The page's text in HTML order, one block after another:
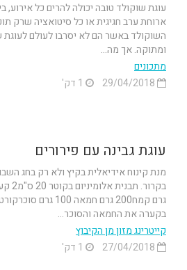
עוגת שוקולד טובה יכולה להרים כל אירוע,
ארוחת ערב חגיגית או כל סיטואציה שרק
השוקולד באשר הם לא יסרבו לעולם לעוגת
ומתוקה. אך מה...
מתכונים
עוגת גבינה עם פירורים
מנת קינוח אידיאלית בקיץ ולא רק בחג
גרם קמח200 גרם
בקערה את החמאה והסוכר...
קייטרינג מזון מן הקיבוץ